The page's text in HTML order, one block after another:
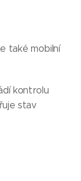
také mobilní
kontrolu
stav